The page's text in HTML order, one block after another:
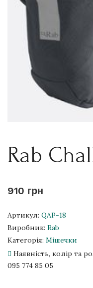
Rab
910 грн
Артикул: QAP-18
Виробник: Rab
Категорія: Мішечки
Наявність, колір та
095 774 85 05